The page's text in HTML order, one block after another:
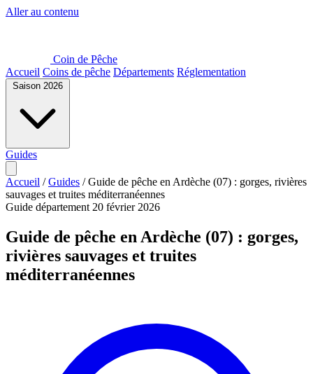
Aller au contenu
Coin de Pêche
Accueil Coins de pêche Départements Réglementation
Saison 2026
Guides
Accueil / Guides / Guide de pêche en Ardèche (07) : gorges, rivières
sauvages et truites méditerranéennes
Guide département 20 février 2026
Guide de pêche en Ardèche (07) : gorges,
rivières sauvages et truites
méditerranéennes